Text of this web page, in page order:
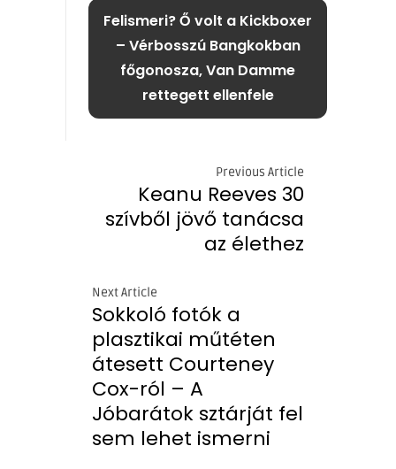
Felismeri? Ő volt a Kickboxer
– Vérbosszú Bangkokban
főgonosza, Van Damme
rettegett ellenfele
Previous Article
Keanu Reeves 30
szívből jövő tanácsa
az élethez
Next Article
Sokkoló fotók a
plasztikai műtéten
átesett Courteney
Cox-ról – A
Jóbarátok sztárját fel
sem lehet ismerni